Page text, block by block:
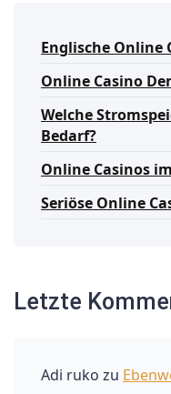
Englische Online
Online Casino
Welche
Bedarf?
Online Casinos
Seriöse Online
Letzte
Adi ruko zu